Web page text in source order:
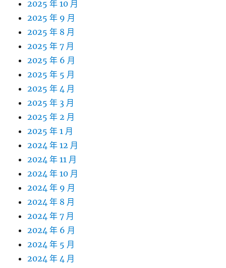
2025 年 10 月
2025 年 9 月
2025 年 8 月
2025 年 7 月
2025 年 6 月
2025 年 5 月
2025 年 4 月
2025 年 3 月
2025 年 2 月
2025 年 1 月
2024 年 12 月
2024 年 11 月
2024 年 10 月
2024 年 9 月
2024 年 8 月
2024 年 7 月
2024 年 6 月
2024 年 5 月
2024 年 4 月